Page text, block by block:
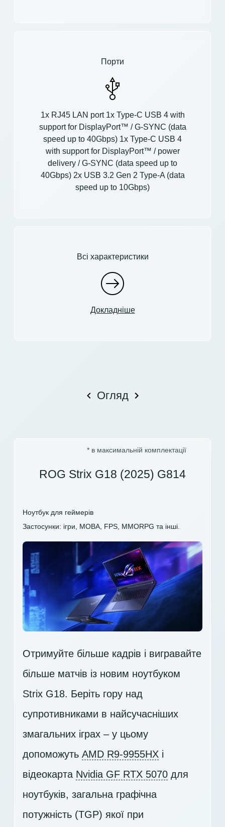
Порти
1x RJ45 LAN port 1x Type-C USB 4 with
support for DisplayPort™ / G-SYNC (data
speed up to 40Gbps) 1x Type-C USB 4
with support for DisplayPort™ / power
delivery / G-SYNC (data speed up to
40Gbps) 2x USB 3.2 Gen 2 Type-A (data
speed up to 10Gbps)
Всі характеристики
Докладніше
Огляд
* в максимальній комплектації
ROG Strix G18 (2025) G814
Ноутбук для геймерів
Застосунки: ігри, MOBA, FPS, MMORPG та інші.
Отримуйте більше кадрів і вигравайте
більше матчів із новим ноутбуком
Strix G18. Беріть гору над
супротивниками в найсучасніших
змагальних іграх – у цьому
допоможуть AMD R9-9955HX і
відеокарта Nvidia GF RTX 5070 для
ноутбуків, загальна графічна
потужність (TGP) якої при